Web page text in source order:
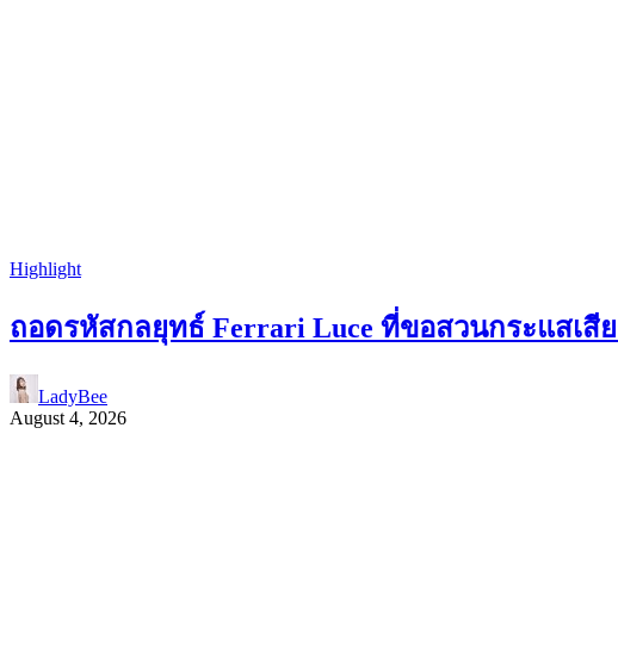
Highlight
ถอดรหัสกลยุทธ์ Ferrari Luce ที่ขอสวนกระแสเสี
LadyBee
August 4, 2026